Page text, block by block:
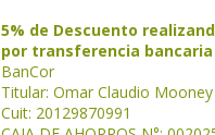
5% de Descuento
por transferencia bancaria
BanCor
Titular: Omar Claudio Mooney
Cuit: 20129870991